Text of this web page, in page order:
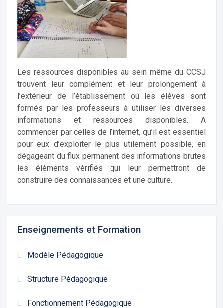
Les ressources disponibles au sein même du CCSJ
trouvent leur complément et leur prolongement à
l’extérieur de l’établissement où les élèves sont
formés par les professeurs à utiliser les diverses
informations et ressources disponibles. A
commencer par celles de l’internet, qu’il est essentiel
pour eux d’exploiter le plus utilement possible, en
dégageant du flux permanent des informations brutes
les éléments vérifiés qui leur permettront de
construire des connaissances et une culture.
Enseignements et Formation
Modèle Pédagogique
Structure Pédagogique
Fonctionnement Pédagogique